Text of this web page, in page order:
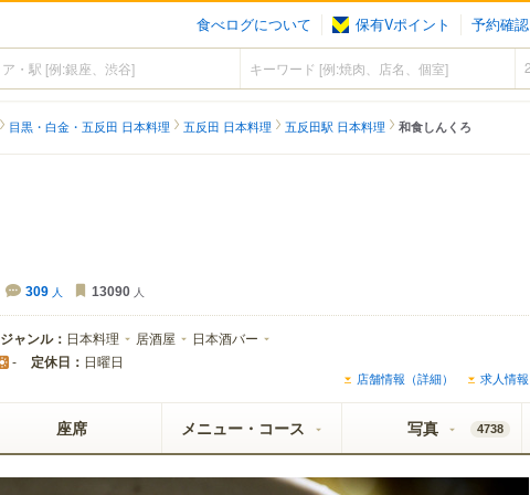
食べログについて 保有Vポイント 予約確認
目黒・白金・五反田 日本料理 五反田 日本料理 五反田駅 日本料理 和食しんくろ
309 人 13090 人
ジャンル： 日本料理 居酒屋 日本酒バー
- 定休日： 日曜日
店舗情報（詳細） 求人情報
座席 メニュー・コース 写真 4738